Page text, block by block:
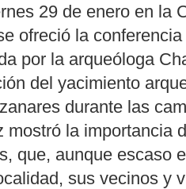
29 de enero en la
ofreció la
por la arqueóloga
del yacimiento
durante las
mostró la importancia
que, aunque escaso
sus vecinos y